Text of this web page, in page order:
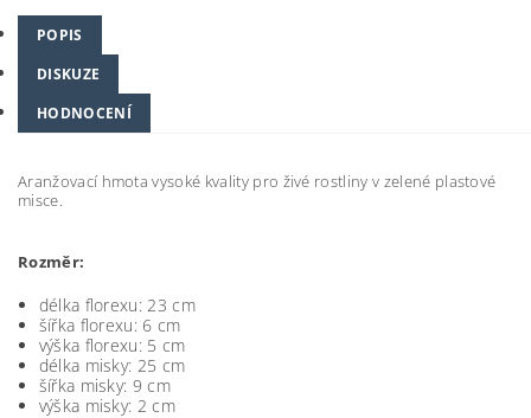
POPIS
DISKUZE
HODNOCENÍ
Aranžovací hmota vysoké kvality pro živé rostliny v zelené plastové
misce.
Rozměr:
délka florexu: 23 cm
šířka florexu: 6 cm
výška florexu: 5 cm
délka misky: 25 cm
šířka misky: 9 cm
výška misky: 2 cm